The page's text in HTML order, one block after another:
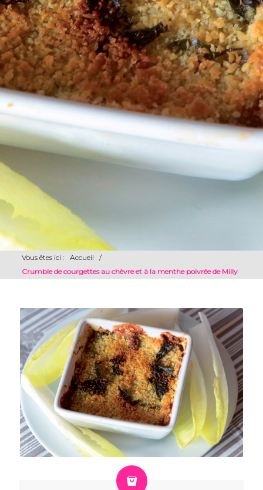
Vous êtes ici : Accueil
/
Crumble de courgettes au chèvre et à la menthe poivrée de Milly